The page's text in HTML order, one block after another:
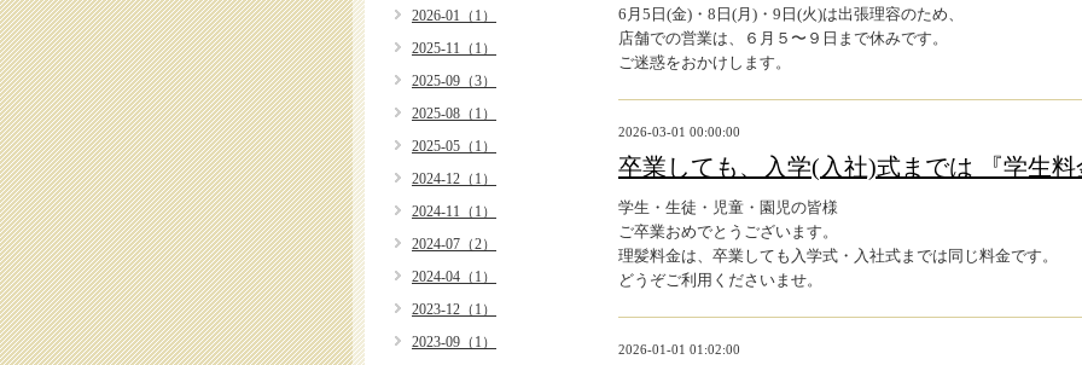
6月5日(金)・8日(月)・9日(火)は出張理容のため、
店舗での営業は、６月５〜９日まで休みです。
ご迷惑をおかけします。
2026-03-01 00:00:00
卒業しても、入学(入社)式までは 『学生
学生・生徒・児童・園児の皆様
ご卒業おめでとうございます。
理髪料金は、卒業しても入学式・入社式までは同じ料金です。
どうぞご利用くださいませ。
2026-01-01 01:02:00
2026-01（1）
2025-11（1）
2025-09（3）
2025-08（1）
2025-05（1）
2024-12（1）
2024-11（1）
2024-07（2）
2024-04（1）
2023-12（1）
2023-09（1）